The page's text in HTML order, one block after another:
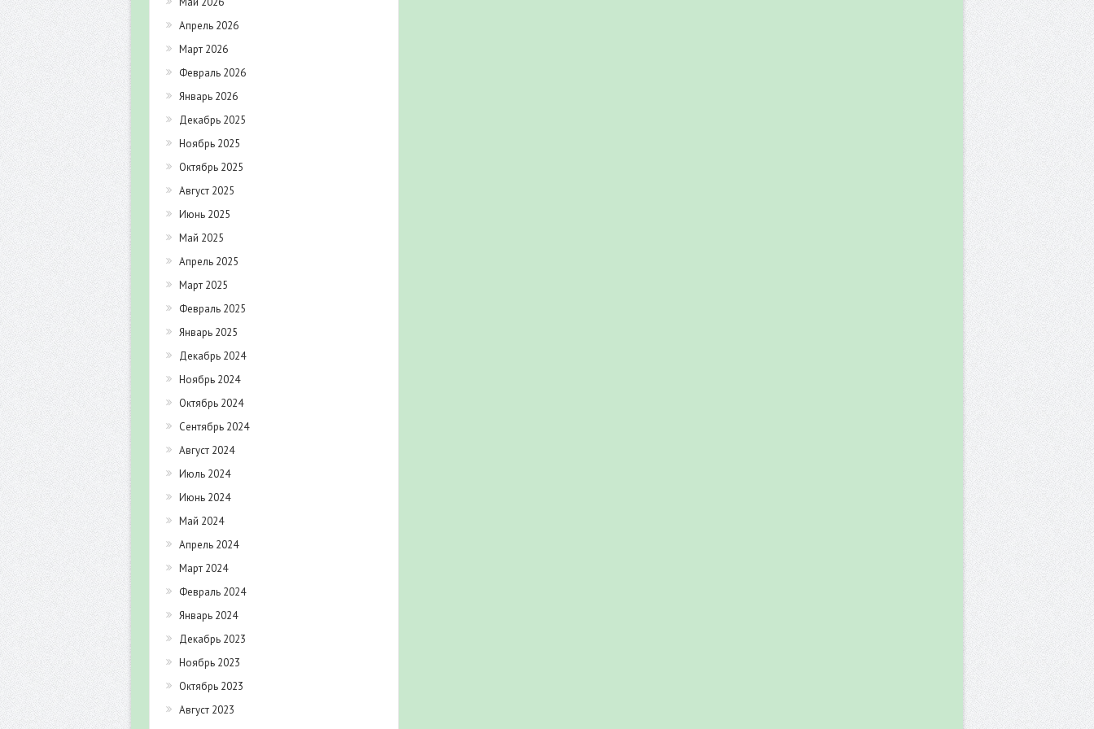
Апрель 2026
Март 2026
Февраль 2026
Январь 2026
Декабрь 2025
Ноябрь 2025
Октябрь 2025
Август 2025
Июнь 2025
Май 2025
Апрель 2025
Март 2025
Февраль 2025
Январь 2025
Декабрь 2024
Ноябрь 2024
Октябрь 2024
Сентябрь 2024
Август 2024
Июль 2024
Июнь 2024
Май 2024
Апрель 2024
Март 2024
Февраль 2024
Январь 2024
Декабрь 2023
Ноябрь 2023
Октябрь 2023
Август 2023